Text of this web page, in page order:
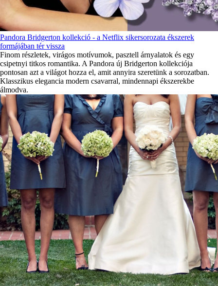
Pandora Bridgerton kollekció - a Netflix sikersorozata ékszerek
formájában tér vissza
Finom részletek, virágos motívumok, pasztell árnyalatok és egy
csipetnyi titkos romantika. A Pandora új Bridgerton kollekciója
pontosan azt a világot hozza el, amit annyira szeretünk a sorozatban.
Klasszikus elegancia modern csavarral, mindennapi ékszerekbe
álmodva.